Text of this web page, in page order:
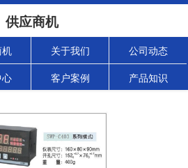
供应商机
机 关于我们 公司动态
心 客户案例 产品知识